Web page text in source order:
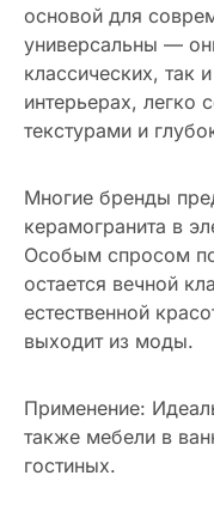
основой для
универсальны —
классических, так
интерьерах, легко
текстурами и
Многие бренды
керамогранита в
Особым спросом
остается вечной
естественной
выходит из моды.
Применение:
также мебели в
гостиных.